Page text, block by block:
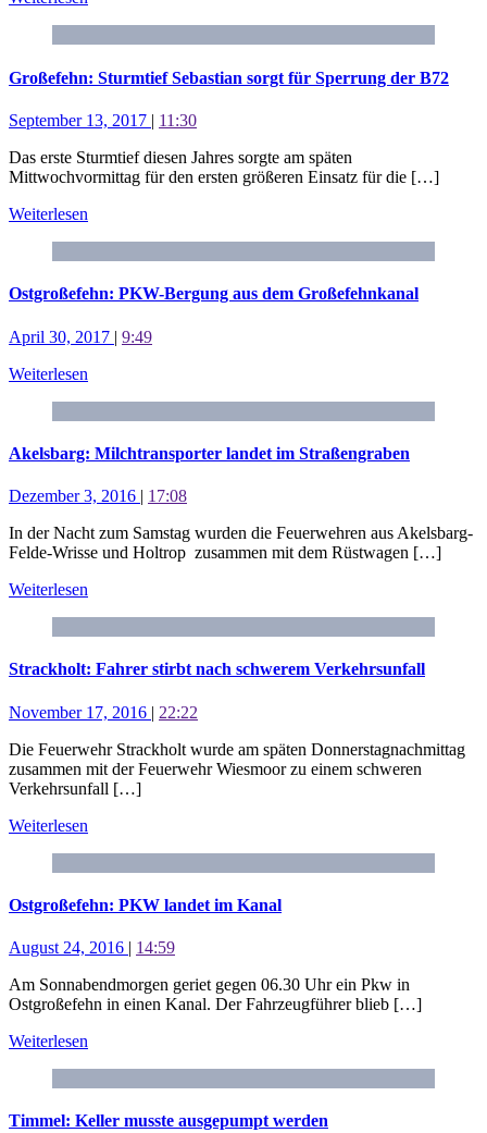
Großefehn: Sturmtief Sebastian sorgt für Sperrung der B72
September 13, 2017 | 11:30
Das erste Sturmtief diesen Jahres sorgte am späten
Mittwochvormittag für den ersten größeren Einsatz für die […]
Weiterlesen
Ostgroßefehn: PKW-Bergung aus dem Großefehnkanal
April 30, 2017 | 9:49
Weiterlesen
Akelsbarg: Milchtransporter landet im Straßengraben
Dezember 3, 2016 | 17:08
In der Nacht zum Samstag wurden die Feuerwehren aus Akelsbarg-
Felde-Wrisse und Holtrop zusammen mit dem Rüstwagen […]
Weiterlesen
Strackholt: Fahrer stirbt nach schwerem Verkehrsunfall
November 17, 2016 | 22:22
Die Feuerwehr Strackholt wurde am späten Donnerstagnachmittag
zusammen mit der Feuerwehr Wiesmoor zu einem schweren
Verkehrsunfall […]
Weiterlesen
Ostgroßefehn: PKW landet im Kanal
August 24, 2016 | 14:59
Am Sonnabendmorgen geriet gegen 06.30 Uhr ein Pkw in
Ostgroßefehn in einen Kanal. Der Fahrzeugführer blieb […]
Weiterlesen
Timmel: Keller musste ausgepumpt werden